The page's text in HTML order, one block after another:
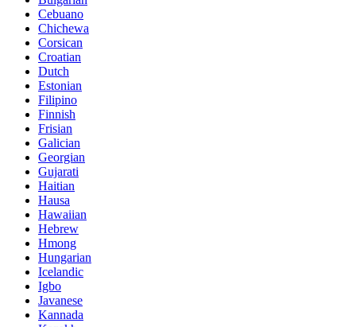
Cebuano
Chichewa
Corsican
Croatian
Dutch
Estonian
Filipino
Finnish
Frisian
Galician
Georgian
Gujarati
Haitian
Hausa
Hawaiian
Hebrew
Hmong
Hungarian
Icelandic
Igbo
Javanese
Kannada